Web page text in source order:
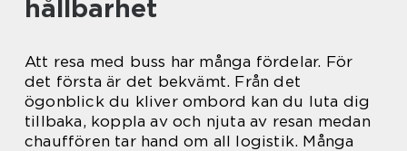
hållbarhet
Att resa med buss har många fördelar. För
det första är det bekvämt. Från det
ögonblick du kliver ombord kan du luta dig
tillbaka, koppla av och njuta av resan medan
chauffören tar hand om all logistik. Många